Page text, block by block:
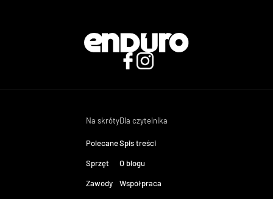
Na skróty
Polecane
Sprzęt
Zawody
Dla czytelnika
Spis treści
O blogu
Współpraca